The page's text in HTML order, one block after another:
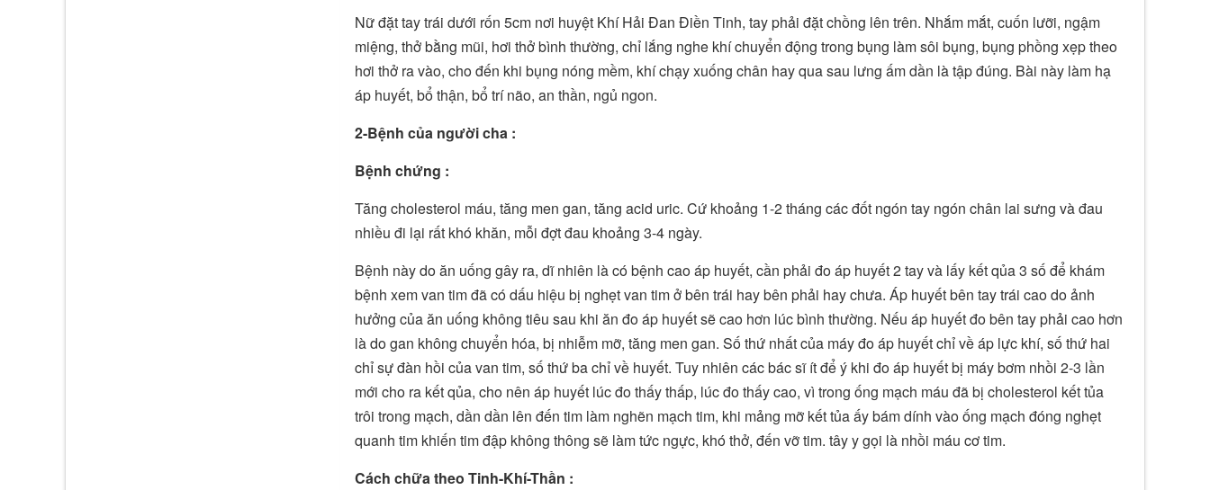
Nữ đặt tay trái dưới rốn 5cm nơi huyệt Khí Hải Đan Điền Tinh, tay phải đặt chồng lên trên. Nhắm mắt, cuốn lưỡi, ngậm
miệng, thở bằng mũi, hơi thở bình thường, chỉ lắng nghe khí chuyển động trong bụng làm sôi bụng, bụng phồng xẹp theo
hơi thở ra vào, cho đến khi bụng nóng mềm, khí chạy xuống chân hay qua sau lưng ấm dần là tập đúng. Bài này làm hạ
áp huyết, bổ thận, bổ trí não, an thần, ngủ ngon.
2-Bệnh của người cha :
Bệnh chứng :
Tăng cholesterol máu, tăng men gan, tăng acid uric. Cứ khoảng 1-2 tháng các đốt ngón tay ngón chân lai sưng và đau
nhiều đi lại rất khó khăn, mỗi đợt đau khoảng 3-4 ngày.
Bệnh này do ăn uống gây ra, dĩ nhiên là có bệnh cao áp huyết, cần phải đo áp huyết 2 tay và lấy kết qủa 3 số để khám
bệnh xem van tim đã có dấu hiệu bị nghẹt van tim ở bên trái hay bên phải hay chưa. Áp huyết bên tay trái cao do ảnh
hưởng của ăn uống không tiêu sau khi ăn đo áp huyết sẽ cao hơn lúc bình thường. Nếu áp huyết đo bên tay phải cao hơn
là do gan không chuyển hóa, bị nhiễm mỡ, tăng men gan. Số thứ nhất của máy đo áp huyết chỉ về áp lực khí, số thứ hai
chỉ sự đàn hồi của van tim, số thứ ba chỉ về huyết. Tuy nhiên các bác sĩ ít để ý khi đo áp huyết bị máy bơm nhồi 2-3 lần
mới cho ra kết qủa, cho nên áp huyết lúc đo thấy thấp, lúc đo thấy cao, vì trong ống mạch máu đã bị cholesterol kết tủa
trôi trong mạch, dần dần lên đến tim làm nghẽn mạch tim, khi mảng mỡ kết tủa ấy bám dính vào ống mạch đóng nghẹt
quanh tim khiến tim đập không thông sẽ làm tức ngực, khó thở, đến vỡ tim. tây y gọi là nhồi máu cơ tim.
Cách chữa theo Tinh-Khí-Thần :